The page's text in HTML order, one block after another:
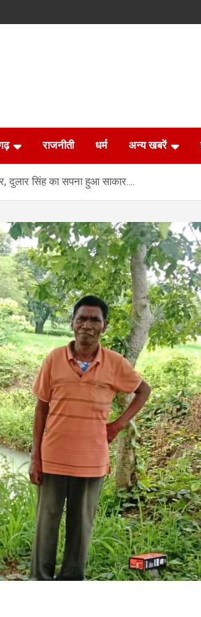
राजनीती धर्म अन्य खबरें
दुलार सिंह का सपना हुआ साकार….